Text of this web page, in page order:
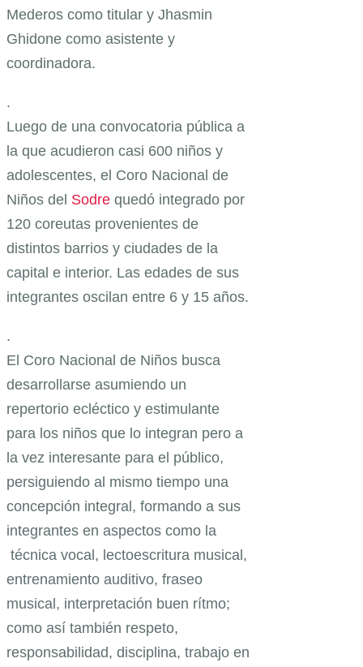
Mederos como titular y Jhasmin
Ghidone como asistente y
coordinadora.
.
Luego de una convocatoria pública a
la que acudieron casi 600 niños y
adolescentes, el Coro Nacional de
Niños del Sodre quedó integrado por
120 coreutas provenientes de
distintos barrios y ciudades de la
capital e interior. Las edades de sus
integrantes oscilan entre 6 y 15 años.
.
El Coro Nacional de Niños busca
desarrollarse asumiendo un
repertorio ecléctico y estimulante
para los niños que lo integran pero a
la vez interesante para el público,
persiguiendo al mismo tiempo una
concepción integral, formando a sus
integrantes en aspectos como la
técnica vocal, lectoescritura musical,
entrenamiento auditivo, fraseo
musical, interpretación buen rítmo;
como así también respeto,
responsabilidad, disciplina, trabajo en